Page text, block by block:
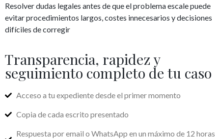
Resolver dudas legales antes de que el problema escale puede
evitar procedimientos largos, costes innecesarios y decisiones
difíciles de corregir
Transparencia, rapidez y
seguimiento completo de tu caso
Acceso a tu expediente desde el primer momento
Copia de cada escrito presentado
Respuesta por email o WhatsApp en un máximo de 12 horas